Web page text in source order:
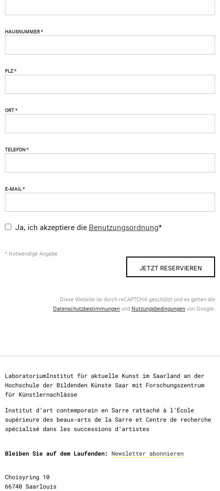
HAUSNUMMER *
PLZ *
ORT *
TELEFON *
E-MAIL *
Ja, ich akzeptiere die Benutzungsordnung*
* Notwendige Angabe
JETZT RESERVIEREN
Diese Website ist durch reCAPTCHA geschützt und es gelten die
Datenschutzbestimmungen und Nutzungsbedingungenvon Google.
LaboratoriumInstitut für aktuelle Kunst im Saarland an der
Hochschule der Bildenden Künste Saar mit Forschungszentrum
für Künstlernachlässe
Institut d‘art contemporain en Sarre rattaché à l‘École
supérieure des beaux-arts de la Sarre et Centre de recherche
spécialisé dans les successions d‘artistes
Bleiben Sie auf dem Laufenden: Newsletter abonnieren
Choisyring 10
66740 Saarlouis